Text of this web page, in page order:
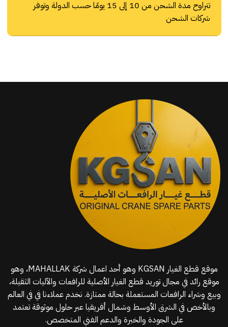
تتراوح مدة الشحن من 10 إلى 15 يومًا حسب الدولة وتوفر
شركات الشحن
موقع قطع الغيار KGSAN وهو أحد اعمال شركة MAHALLAK، وهو
موقع رائد في مجال توريد قطع الغيار الأصلية للرافعات والآليات الثقيلة،
وبيع وشراء الرافعات المستعملة بحالة ممتازة. نخدم عملاءنا في في العالم
وبالأخص في الشرق الأوسط وشمال أفريقيا عبر حلول موثوقة تعتمد
على الجودة والخبرة والدعم الفني المتخصص.